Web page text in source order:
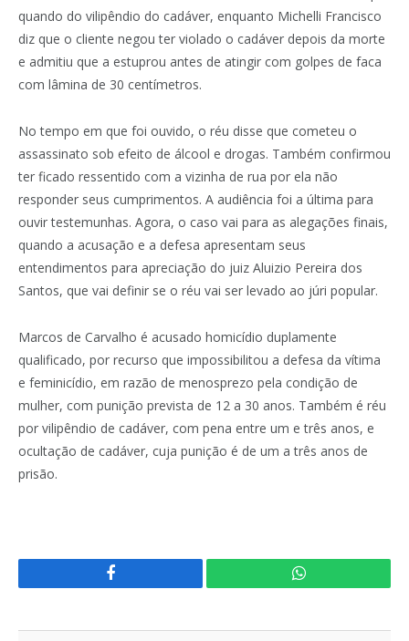
quando do vilipêndio do cadáver, enquanto Michelli Francisco
diz que o cliente negou ter violado o cadáver depois da morte
e admitiu que a estuprou antes de atingir com golpes de faca
com lâmina de 30 centímetros.
No tempo em que foi ouvido, o réu disse que cometeu o
assassinato sob efeito de álcool e drogas. Também confirmou
ter ficado ressentido com a vizinha de rua por ela não
responder seus cumprimentos. A audiência foi a última para
ouvir testemunhas. Agora, o caso vai para as alegações finais,
quando a acusação e a defesa apresentam seus
entendimentos para apreciação do juiz Aluizio Pereira dos
Santos, que vai definir se o réu vai ser levado ao júri popular.
Marcos de Carvalho é acusado homicídio duplamente
qualificado, por recurso que impossibilitou a defesa da vítima
e feminicídio, em razão de menosprezo pela condição de
mulher, com punição prevista de 12 a 30 anos. Também é réu
por vilipêndio de cadáver, com pena entre um e três anos, e
ocultação de cadáver, cuja punição é de um a três anos de
prisão.
Facebook WhatsApp